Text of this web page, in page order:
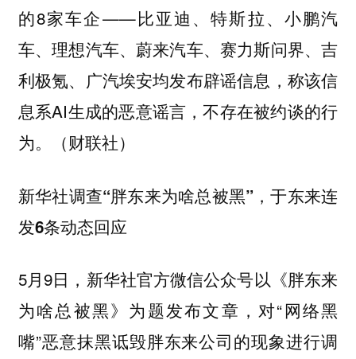
的8家车企——比亚迪、特斯拉、小鹏汽
车、理想汽车、蔚来汽车、赛力斯问界、吉
利极氪、广汽埃安均发布辟谣信息，称该信
息系AI生成的恶意谣言，不存在被约谈的行
为。（财联社）
新华社调查“胖东来为啥总被黑”，于东来连
发6条动态回应
5月9日，新华社官方微信公众号以《胖东来
为啥总被黑》为题发布文章，对“网络黑
嘴”恶意抹黑诋毁胖东来公司的现象进行调